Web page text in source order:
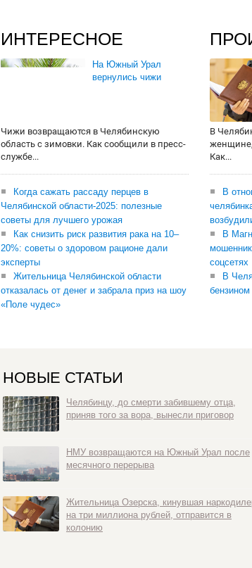
ИНТЕРЕСНОЕ
На Южный Урал
вернулись чижи
Чижи возвращаются в Челябинскую
область с зимовки. Как сообщили в пресс-
службе...
Когда сажать рассаду перцев в
Челябинской области-2025: полезные
советы для лучшего урожая
Как снизить риск развития рака на 10–
20%: советы о здоровом рационе дали
эксперты
Жительница Челябинской области
отказалась от денег и забрала приз на шоу
«Поле чудес»
В
женщине,
Как...
В
В
соцсетях
В
НОВЫЕ СТАТЬИ
Челябинцу, до смерти забившему отца,
приняв того за вора, вынесли приговор
НМУ возвращаются на Южный Урал после
месячного перерыва
Жительница Озерска, кинувшая
на три миллиона рублей, отправится в
колонию